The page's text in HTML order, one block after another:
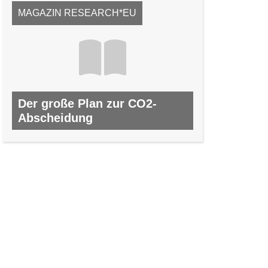
MAGAZIN RESEARCH*EU
Der große Plan zur CO2-
Abscheidung